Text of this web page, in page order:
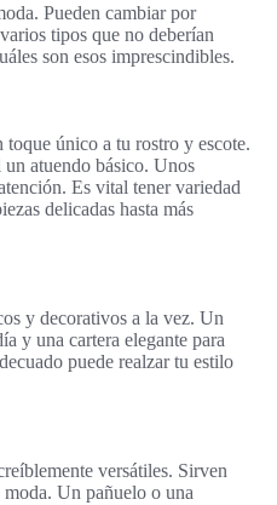
Pueden cambiar por
tipos que no deberían
son esos imprescindibles.
único a tu rostro y escote.
atuendo básico. Unos
Es vital tener variedad
delicadas hasta más
y decorativos a la vez. Un
y una cartera elegante para
puede realzar tu estilo
versátiles. Sirven
Un pañuelo o una